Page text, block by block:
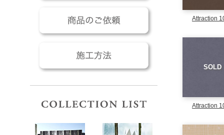
Attraction
SOLD
Attraction